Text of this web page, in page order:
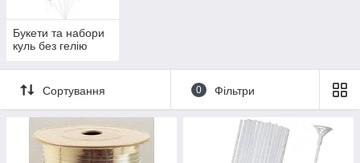
Букети та набори
куль без гелію
Сортування 0 Фільтри